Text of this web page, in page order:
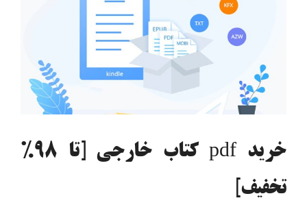
خرید pdf کتاب خارجی [تا 98%
تخفیف]